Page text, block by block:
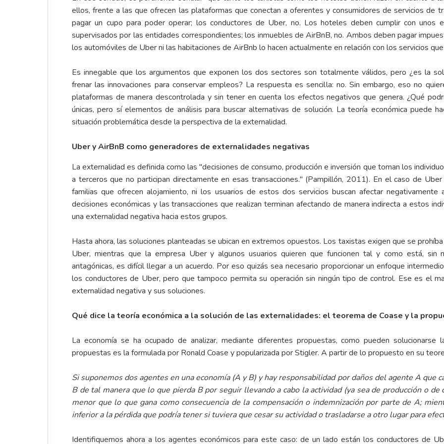
ellos, frente a las que ofrecen las plataformas que conectan a oferentes y consumidores de servicios de
pagar un cupo para poder operar; los conductores de Uber, no. Los hoteles deben cumplir con unos
supervisados por las entidades correspondientes; los inmuebles de AirBnB, no. Ambos deben pagar
los automóviles de Uber ni las habitaciones de AirBnb lo hacen actualmente en relación con los servicios
Es innegable que los argumentos que exponen los dos sectores son totalmente válidos, pero ¿es la
frenar las innovaciones para conservar empleos? La respuesta es sencilla: no. Sin embargo, eso no
plataformas de manera descontrolada y sin tener en cuenta los efectos negativos que genera. ¿Qué
únicas, pero sí elementos de análisis para buscar alternativas de solución. La teoría económica puede
situación problemática desde la perspectiva de la externalidad.
Uber y AirBnB como generadores de externalidades negativas
La externalidad es definida como las"decisiones de consumo, producción e inversión que toman los
a terceros que no participan directamente en esas transacciones." (Pampillón, 2011). En el caso de
familias que ofrecen alojamiento, ni los usuarios de estos dos servicios buscan afectar
decisiones económicas y las transacciones que realizan terminan afectando de manera indirecta a estos
una externalidad negativa hacia estos grupos.
Hasta ahora, las soluciones planteadas se ubican en extremos opuestos. Los taxistas exigen que se
Uber, mientras que la empresa Uber y algunos usuarios quieren que funcionen tal y como está, sin
antagónicas, es difícil llegar a un acuerdo. Por eso quizás sea necesario proporcionar un enfoque
los conductores de Uber, pero que tampoco permita su operación sin ningún tipo de control. Ese es el
externalidad negativa y sus soluciones.
Qué dice la teoría económica a la solución de las externalidades: el teorema de Coase y la
La economía se ha ocupado de analizar, mediante diferentes propuestas, como pueden solucionarse
propuestas es la formulada por Ronald Coase y popularizada por Stigler. A partir de lo propuesto en su
Si suponemos dos agentes en una economía (A y B) y hay responsabilidad por daños del agente A que
B de tal manera que lo que pierda B por seguir llevando a cabo la actividad (ya sea de producción o
menor que lo que gana como consecuencia de la compensación o indemnización por parte de A;
inferior a la pérdida que podría tener si tuviera que cesar su actividad o trasladarse a otro lugar para
Identifiquemos ahora a los agentes económicos para este caso: de un lado están los conductores de